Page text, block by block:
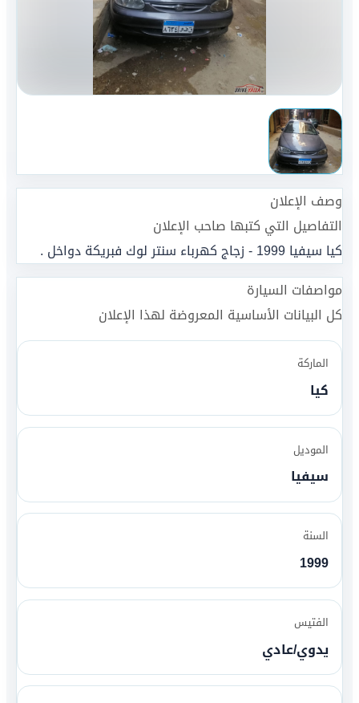
وصف الإعلان
التفاصيل التي كتبها صاحب الإعلان
كيا سيفيا 1999 - زجاج كهرباء سنتر لوك فبريكة دواخل .
مواصفات السيارة
كل البيانات الأساسية المعروضة لهذا الإعلان
الماركة
كيا
الموديل
سيفيا
السنة
1999
الفتيس
يدوي/عادي